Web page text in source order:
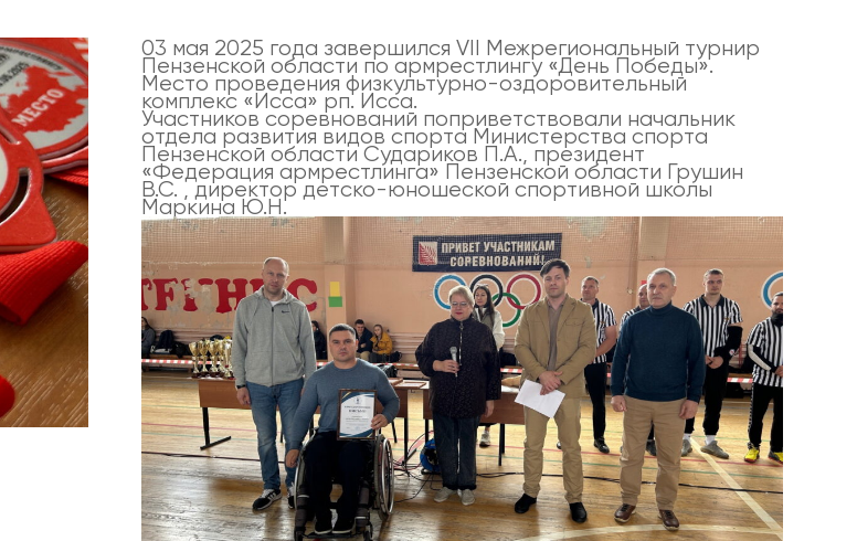
03 мая 2025 года завершился VII Межрегиональный турнир
Пензенской области по армрестлингу «День Победы».
Место проведения физкультурно-оздоровительный
комплекс «Исса» рп. Исса.
Участников соревнований поприветствовали начальник
отдела развития видов спорта Министерства спорта
Пензенской области Судариков П.А., президент
«Федерация армрестлинга» Пензенской области Грушин
В.С. , директор детско-юношеской спортивной школы
Маркина Ю.Н.